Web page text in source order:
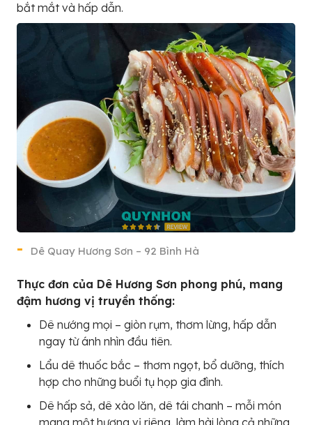
bắt mắt và hấp dẫn.
Dê Quay Hương Sơn – 92 Bình Hà
Thực đơn của Dê Hương Sơn phong phú, mang
đậm hương vị truyền thống:
Dê nướng mọi – giòn rụm, thơm lừng, hấp dẫn
ngay từ ánh nhìn đầu tiên.
Lẩu dê thuốc bắc – thơm ngọt, bổ dưỡng, thích
hợp cho những buổi tụ họp gia đình.
Dê hấp sả, dê xào lăn, dê tái chanh – mỗi món